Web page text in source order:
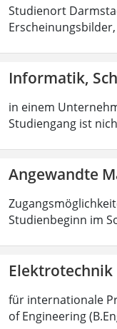
Studienort
Informatik,
in einem
Studiengang ist
Angewandte
Studienbeginn im
für internationale
of Engineering